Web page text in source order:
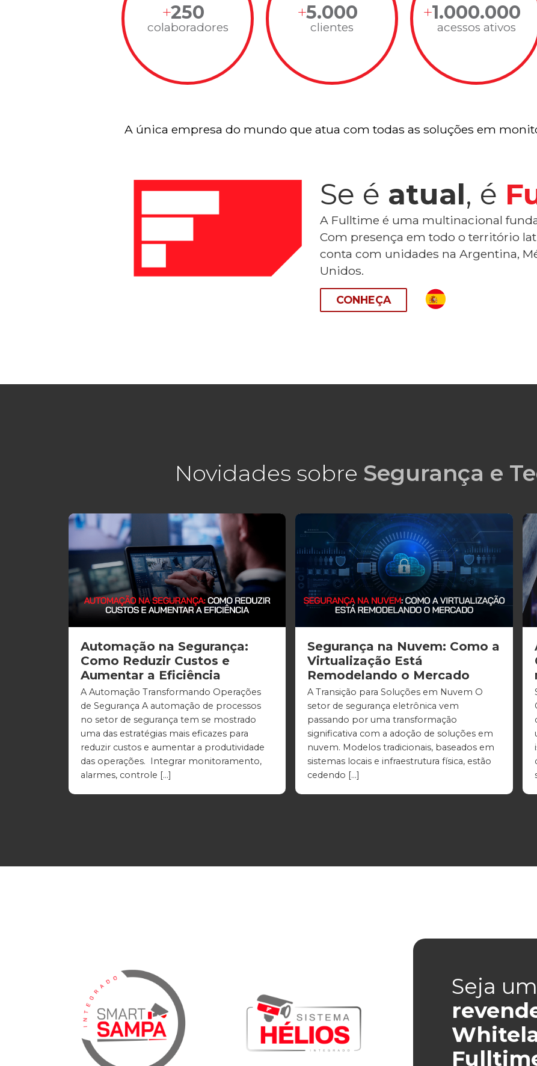
250
colaboradores
5.000
clientes
1.000.000
acessos ativos
A única empresa do mundo que atua com todas as soluções em
Se é atual, é
A Fulltime é uma multinacional
Com presença em todo o território
conta com unidades na Argentina,
Unidos.
CONHEÇA
Novidades sobre Segurança e
Automação na Segurança:
Como Reduzir Custos e
Aumentar a Eficiência
A Automação Transformando Operações
de Segurança A automação de processos
no setor de segurança tem se mostrado
uma das estratégias mais eficazes para
reduzir custos e aumentar a produtividade
das operações. Integrar monitoramento,
alarmes, controle […]
Segurança na Nuvem: Como a
Virtualização Está
Remodelando o Mercado
A Transição para Soluções em Nuvem O
setor de segurança eletrônica vem
passando por uma transformação
significativa com a adoção de soluções em
nuvem. Modelos tradicionais, baseados em
sistemas locais e infraestrutura física, estão
cedendo […]
Seja um